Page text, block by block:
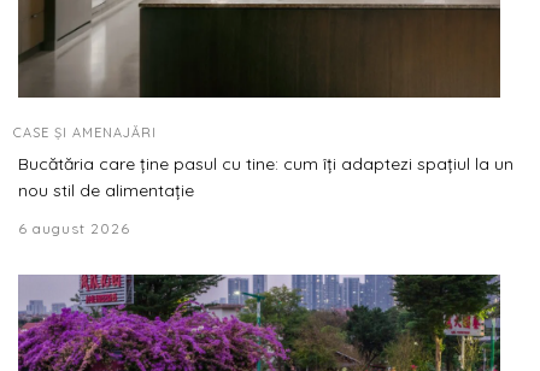
CASE ȘI AMENAJĂRI
Bucătăria care ține pasul cu tine: cum îți adaptezi spațiul la un
nou stil de alimentație
6 august 2026